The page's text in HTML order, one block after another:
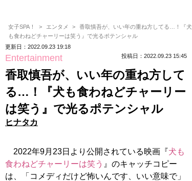
女子SPA！ エンタメ
香取慎吾が、いい年の重ね方してる…！『犬
も食わねどチャーリーは笑う』で光るポテンシャル
更新日：2022.09.23 19:18
Entertainment 投稿日：2022.09.23 15:45
香取慎吾が、いい年の重ね方して
る…！『犬も食わねどチャーリー
は笑う』で光るポテンシャル
ヒナタカ
2022年9月23日より公開されている映画『犬も
食わねどチャーリーは笑う 』のキャッチコピー
は、「コメディだけど怖いんです、いい意味で」